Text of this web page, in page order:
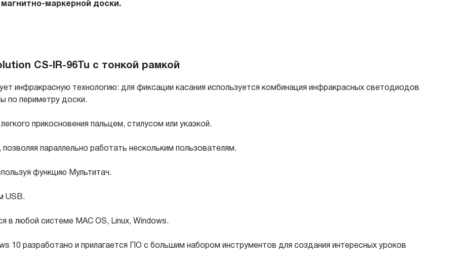
маркерной доски.
CS-IR-96Tu с тонкой рамкой
инфракрасную технологию: для фиксации касания используется комбинация инфракрасных светодиодов
по периметру доски.
прикосновения пальцем, стилусом или указкой.
параллельно работать нескольким пользователям.
функцию Мультитач.
USB.
любой системе MAC OS, Linux, Windows.
10 разработано и прилагается ПО с большим набором инструментов для создания интересных уроков